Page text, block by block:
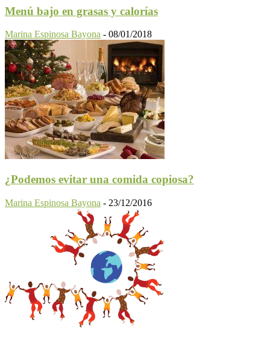
Menú bajo en grasas y calorías
Marina Espinosa Bayona - 08/01/2018
¿Podemos evitar una comida copiosa?
Marina Espinosa Bayona - 23/12/2016